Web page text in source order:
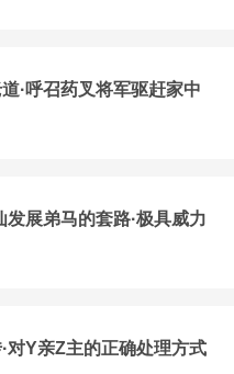
·呼召药叉将军驱赶家中
展弟马的套路·极具威力
对Y亲Z主的正确处理方式